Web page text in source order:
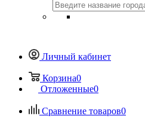
Личный кабинет
Корзина0
Отложенные0
Сравнение товаров0